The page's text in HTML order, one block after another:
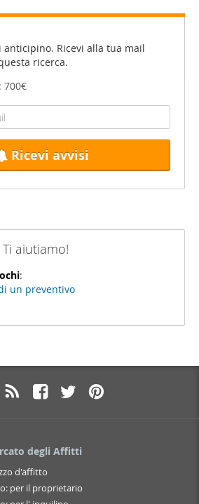
anticipino. Ricevi alla tua mail
ricerca.
700€
Ricevi avvisi
Ti aiutiamo!
:
un preventivo
degli Affitti
d'affitto
per il proprietario